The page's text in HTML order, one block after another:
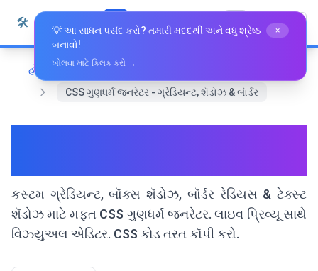
સામગ્રી પર જાઓ
🛠️ Whiz Tools બધા સાધનો ગુજરાતી
હોમ
વિકાસ સાધનો
CSS ગુણધર્મ જનરેટર - ગ્રેડિયન્ટ, શૅડોઝ & બૉર્ડર
કસ્ટમ ગ્રેડિયન્ટ, બૉક્સ શૅડોઝ, બૉર્ડર રેડિયસ & ટેક્સ્ટ
શૅડોઝ માટે મફત CSS ગુણધર્મ જનરેટર. લાઇવ પ્રિવ્યૂ સાથે
વિઝ્યુઅલ એડિટર. CSS કોડ તરત કૉપી કરો.
💡 આ સાધન પસંદ કરો? તમારી મદદથી અને વધુ શ્રેષ્ઠ
બનાવો!
×
ખોલવા માટે ક્લિક કરો →